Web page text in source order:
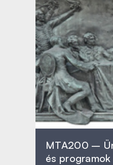
MTA200 –
és programok